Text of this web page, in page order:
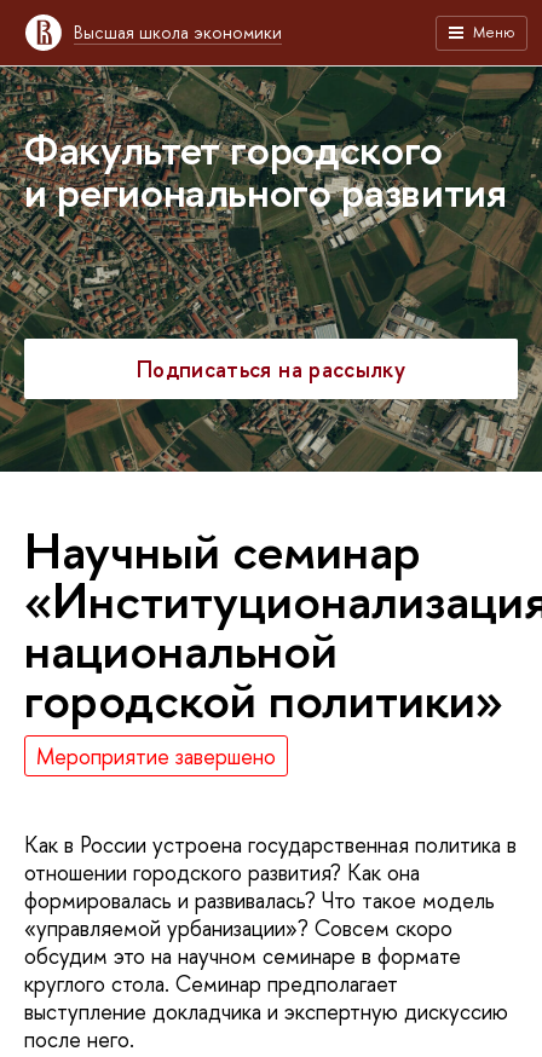
Высшая школа экономики Меню
Факультет городского
и регионального развития
Подписаться на рассылку
Научный семинар
национальной
городской политики»
Мероприятие завершено
Как в России устроена государственная политика в
отношении городского развития? Как она
формировалась и развивалась? Что такое модель
«управляемой урбанизации»? Совсем скоро
обсудим это на научном семинаре в формате
круглого стола. Семинар предполагает
выступление докладчика и экспертную дискуссию
после него.